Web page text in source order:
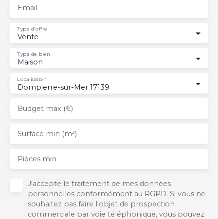
Email
Vente
Type d'offre
Maison
Type de bien
Dompierre-sur-Mer 17139
Localisation
Budget max (€)
Surface min (m²)
Pièces min
J'accepte le traitement de mes données
personnelles conformément au RGPD. Si vous ne
souhaitez pas faire l'objet de prospection
commerciale par voie téléphonique, vous pouvez